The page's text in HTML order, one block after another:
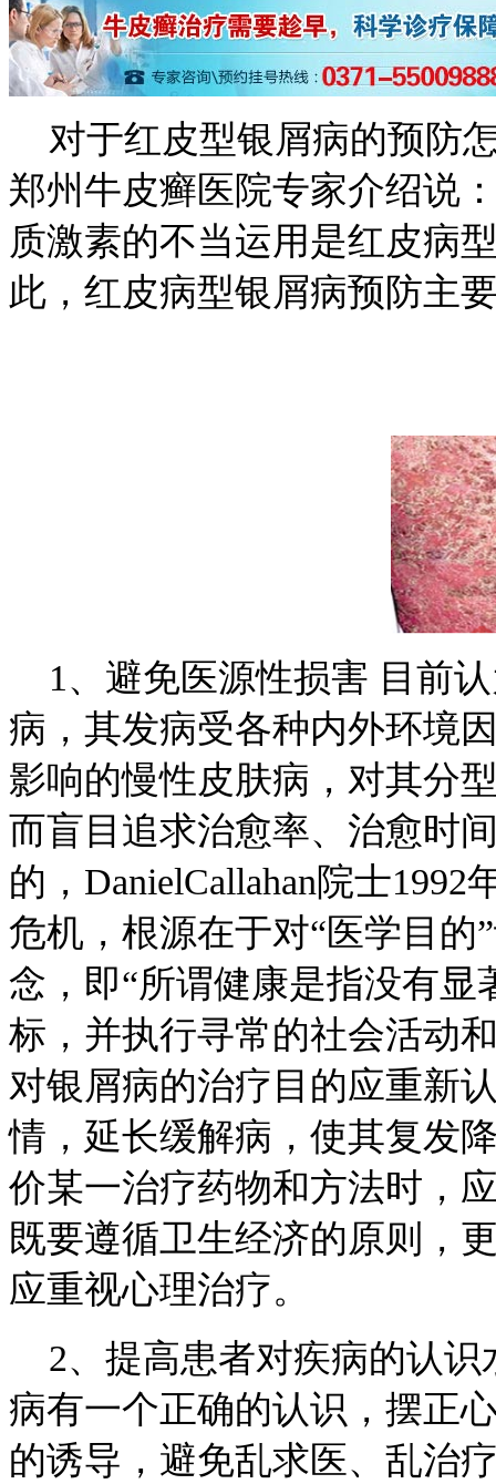
对于红皮型银屑病的预防
郑州牛皮癣医院专家介绍说
质激素的不当运用是红皮病
此，红皮病型银屑病预防主
1、避免医源性损害 目前
病，其发病受各种内外环境
影响的慢性皮肤病，对其分
而盲目追求治愈率、治愈时
的，DanielCallahan院士
危机，根源在于对“医学目
念，即“所谓健康是指没有
标，并执行寻常的社会活动
对银屑病的治疗目的应重新
情，延长缓解病，使其复发
价某一治疗药物和方法时，
既要遵循卫生经济的原则，
应重视心理治疗。
2、提高患者对疾病的认识
病有一个正确的认识，摆正
的诱导，避免乱求医、乱治